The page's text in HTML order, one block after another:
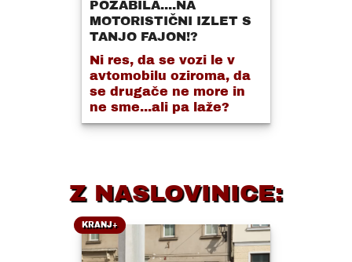
POZABILA....NA
MOTORISTIČNI IZLET S
TANJO FAJON!?
Ni res, da se vozi le v
avtomobilu oziroma, da
se drugače ne more in
ne sme...ali pa laže?
Z NASLOVINICE:
KRANJ+